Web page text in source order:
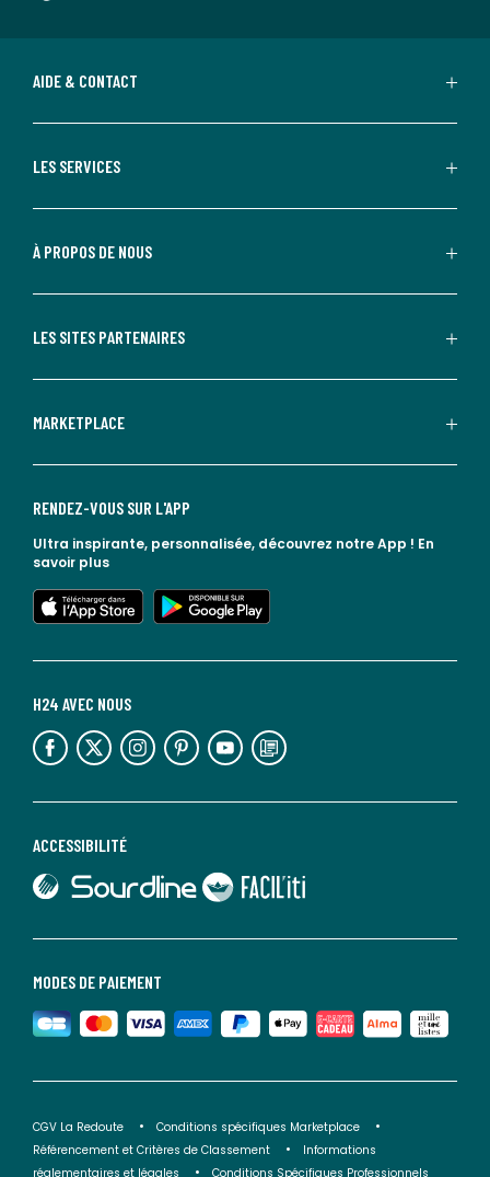
AIDE & CONTACT
LES SERVICES
À PROPOS DE NOUS
LES SITES PARTENAIRES
MARKETPLACE
MODES DE PAIEMENT
ACCESSIBILITÉ
lien vers Sourdline
lien vers Faciliti
H24 AVEC NOUS
lien vers l'espace réseaux sociaux lien vers l'espace réseaux sociaux lien vers l'espace réseaux sociaux lien vers l'espace réseaux sociaux lien vers l'espace réseaux sociaux lien vers le blog la redoute
RENDEZ-VOUS SUR L'APP
Ultra inspirante, personnalisée, découvrez notre App ! En
savoir plus
lien vers l'app store
lien vers google play
CGV La Redoute
Conditions spécifiques Marketplace
Référencement et Critères de Classement
Informations
réglementaires et légales
Conditions Spécifiques Professionnels